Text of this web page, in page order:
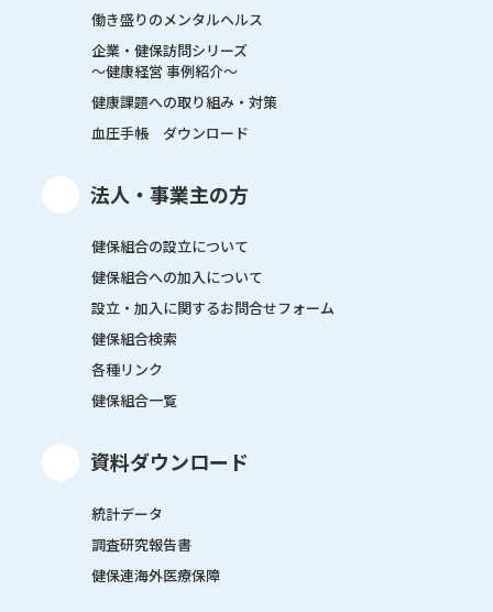
働き盛りのメンタルヘルス
企業・健保訪問シリーズ
～健康経営 事例紹介～
健康課題への取り組み・対策
血圧手帳 ダウンロード
法人・事業主の方
健保組合の設立について
健保組合への加入について
設立・加入に関するお問合せフォーム
健保組合検索
各種リンク
健保組合一覧
資料ダウンロード
統計データ
調査研究報告書
健保連海外医療保障